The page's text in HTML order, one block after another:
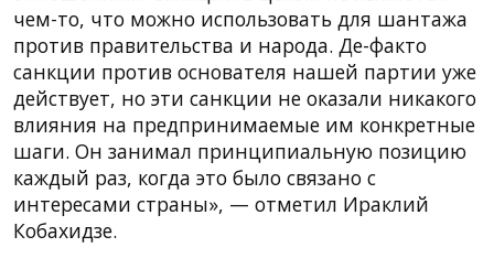
чем-то, что можно использовать для шантажа
против правительства и народа. Де-факто
санкции против основателя нашей партии уже
действует, но эти санкции не оказали никакого
влияния на предпринимаемые им конкретные
шаги. Он занимал принципиальную позицию
каждый раз, когда это было связано с
интересами страны», — отметил Ираклий
Кобахидзе.